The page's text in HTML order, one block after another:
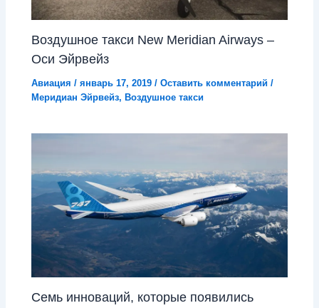
Воздушное такси New Meridian Airways –
Оси Эйрвейз
Авиация /январь 17, 2019/Оставить комментарий /
Меридиан Эйрвейз, Воздушное такси
Семь инноваций, которые появились